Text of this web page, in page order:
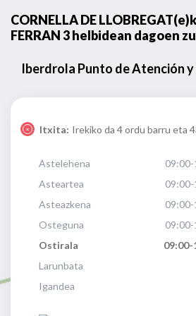
CORNELLA DE
FERRAN 3 helbidean dagoen
Iberdrola Punto de Atención
Itxita: Irekiko da 4 ordu barru eta
Astelehena
Asteartea
Asteazkena
Osteguna
Ostirala
09:00-
Larunbata
Igandea